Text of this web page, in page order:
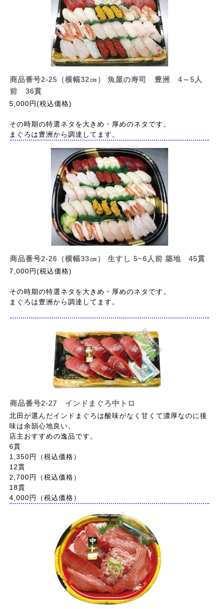
商品番号2-25（横幅32㎝） 魚屋の寿司 豊洲 4～5人
前 36貫
5,000円(税込価格)
その時期の特選ネタを大きめ・厚めのネタです。
まぐろは豊洲から調達してます。
商品番号2-26（横幅33㎝） 生すし 5~6人前 築地 45貫
7,000円(税込価格)
その時期の特選ネタを大きめ・厚めのネタです。
まぐろは豊洲から調達してます。
商品番号2-27 インドまぐろ中トロ
北田が選んだインドまぐろは酸味がなく甘くて濃厚なのに後
味は余韻心地良い。
店主おすすめの逸品です。
6貫
1,350円（税込価格）
12貫
2,700円（税込価格）
18貫
4,000円（税込価格）